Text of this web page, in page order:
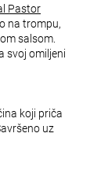
Pastor
na trompu,
salsom.
svoj omiljeni
koji priča
uz